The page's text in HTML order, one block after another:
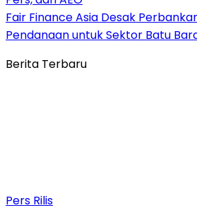
Fair Finance Asia Desak
Pendanaan untuk Sektor Batu
Berita Terbaru
Pers Rilis